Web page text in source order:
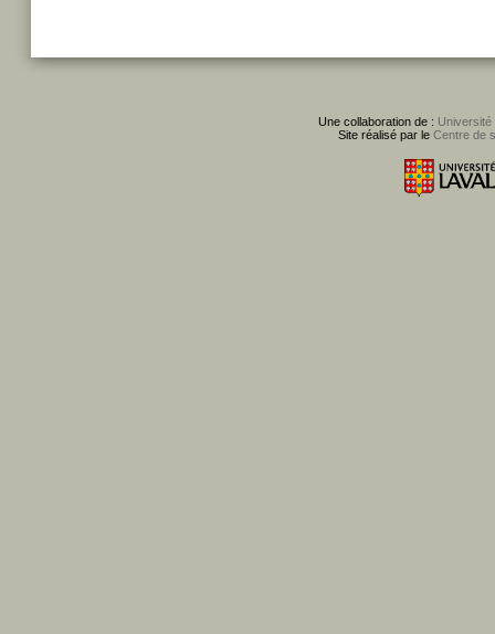
Une collaboration de : Université
Site réalisé par le Centre de